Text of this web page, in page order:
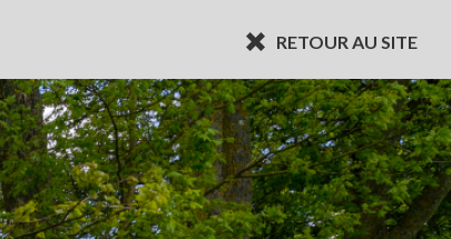
RETOUR AU SITE